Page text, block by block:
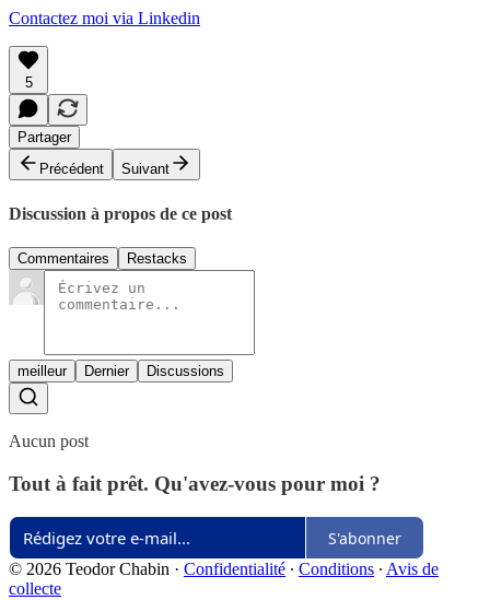
Contactez moi via Linkedin
5
Partager
Précédent
Suivant
Discussion à propos de ce post
Commentaires Restacks
meilleur Dernier Discussions
Aucun post
Tout à fait prêt. Qu'avez-vous pour moi ?
S'abonner
© 2026 Teodor Chabin · Confidentialité ∙ Conditions ∙ Avis de
collecte